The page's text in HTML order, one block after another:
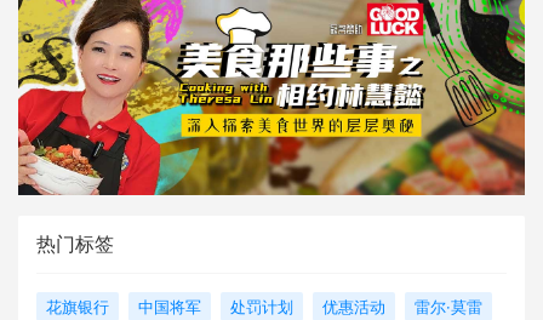
热门标签
花旗银行 中国将军 处罚计划 优惠活动
雷尔·莫雷